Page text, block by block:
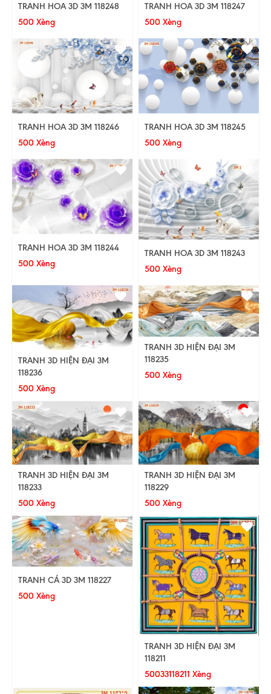
TRANH HOA 3D 3M 118248
500 Xèng
TRANH HOA 3D 3M 118247
500 Xèng
TRANH HOA 3D 3M 118246
500 Xèng
TRANH HOA 3D 3M 118245
500 Xèng
TRANH HOA 3D 3M 118244
500 Xèng
TRANH HOA 3D 3M 118243
500 Xèng
TRANH 3D HIỆN ĐẠI 3M
118236
500 Xèng
TRANH 3D HIỆN ĐẠI 3M
118235
500 Xèng
TRANH 3D HIỆN ĐẠI 3M
118233
500 Xèng
TRANH 3D HIỆN ĐẠI 3M
118229
500 Xèng
TRANH CÁ 3D 3M 118227
500 Xèng
TRANH 3D HIỆN ĐẠI 3M
118211
50033118211 Xèng